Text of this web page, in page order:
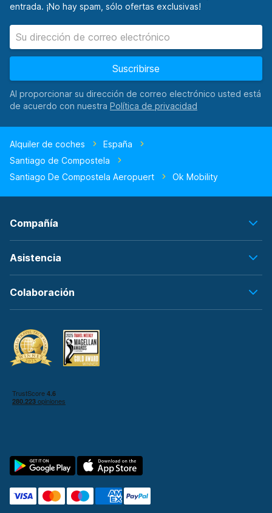
entrada. ¡No hay spam, sólo ofertas exclusivas!
Suscribirse
Al proporcionar su dirección de correo electrónico usted está
de acuerdo con nuestra
Alquiler de coches
España
Santiago de Compostela
Santiago De Compostela Aeropuert
Ok Mobility
Compañía
Asistencia
Colaboración